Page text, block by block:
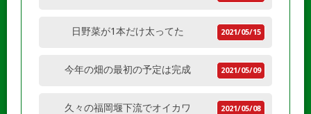
日野菜が1本だけ太ってた 2021/05/15
今年の畑の最初の予定は完成 2021/05/09
久々の福岡堰下流でオイカワ 2021/05/08